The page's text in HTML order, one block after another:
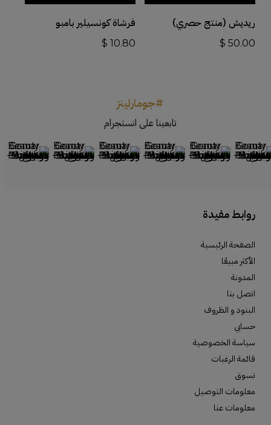
ريديش (منتج حصري)
$ 50.00
فرشاة كونسيلير بامبو
$ 10.80
#جومارلينز
تابعينا على انستجرام
روابط مفيدة
الصفحة الرئيسية
الأكثر مبيعًا
المدونة
اتصل بنا
البنود و الظروف
حسابي
سياسة الخصوصية
قائمة الرغبات
تسوق
معلومات التوصيل
معلومات عنا